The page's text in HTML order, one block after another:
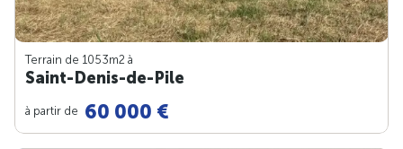
Terrain de 1053m2 à
Saint-Denis-de-Pile
à partir de 60 000 €